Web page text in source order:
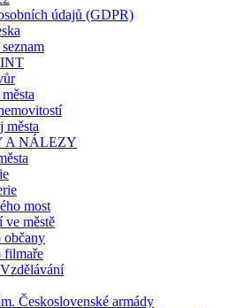
údajů (GDPR)
města
A NÁLEZY
most
ve městě
občany
filmaře
Československé armády